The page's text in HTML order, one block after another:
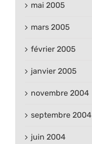
mai 2005
mars 2005
février 2005
janvier 2005
novembre 2004
septembre 2004
juin 2004